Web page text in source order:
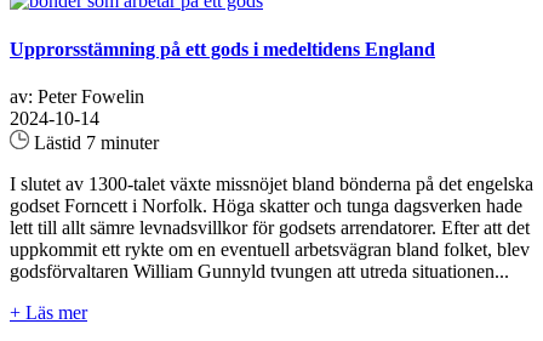
Upprorsstämning på ett gods i medeltidens England
av: Peter Fowelin
2024-10-14
Lästid 7 minuter
I slutet av 1300-talet växte missnöjet bland bönderna på det engelska
godset Forncett i Norfolk. Höga skatter och tunga dagsverken hade
lett till allt sämre levnadsvillkor för godsets arrendatorer. Efter att det
uppkommit ett rykte om en eventuell arbetsvägran bland folket, blev
godsförvaltaren William Gunnyld tvungen att utreda situationen...
+ Läs mer